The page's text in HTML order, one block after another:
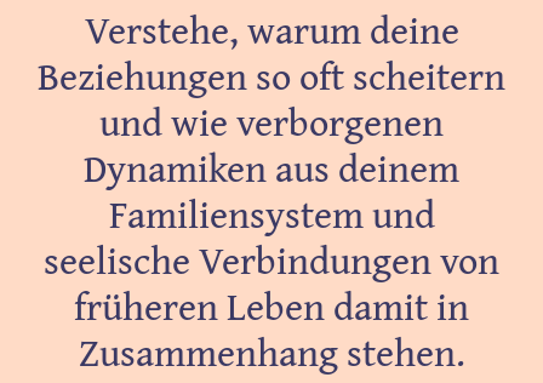
Verstehe, warum deine
Beziehungen so oft scheitern
und wie verborgenen
Dynamiken aus deinem
Familiensystem und
seelische Verbindungen von
früheren Leben damit in
Zusammenhang stehen.